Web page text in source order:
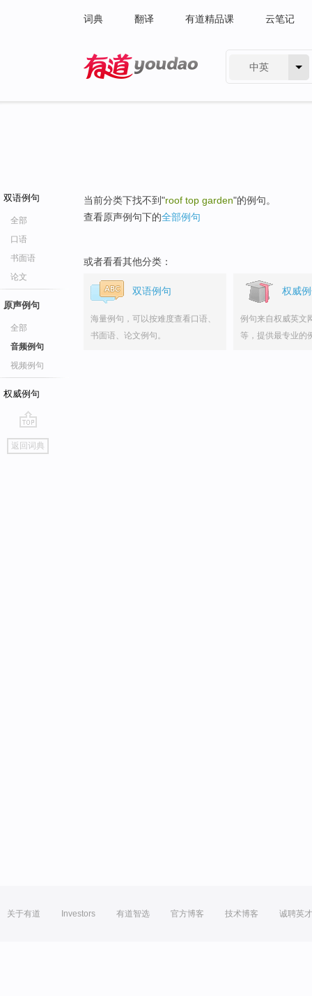
词典 翻译 有道精品课 云笔记
中英
双语例句
全部
口语
书面语
论文
原声例句
全部
音频例句
视频例句
权威例句
go
top
返回词典
当前分类下找不到"roof top garden"的例句。
查看原声例句下的全部例句
或者看看其他分类：
双语例句
海量例句，可以按难度查看口语、
书面语、论文例句。
权威
例句来自权威英文
等，提供最专业的
关于有道 Investors 有道智选 官方博客 技术博客 诚聘英才